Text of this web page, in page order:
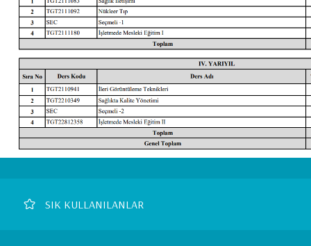
FooterSIK KULLANILANLAR